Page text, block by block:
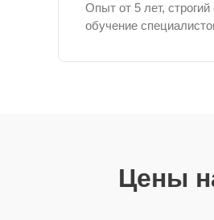
Опыт от 5 лет,
обучение
Цены